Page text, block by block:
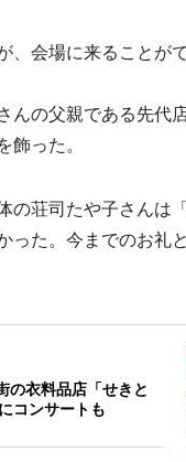
会場に来ることが
の父親である先代
った。
荘司たや子さんは
った。今までのお礼
の衣料品店「せきと
コンサートも